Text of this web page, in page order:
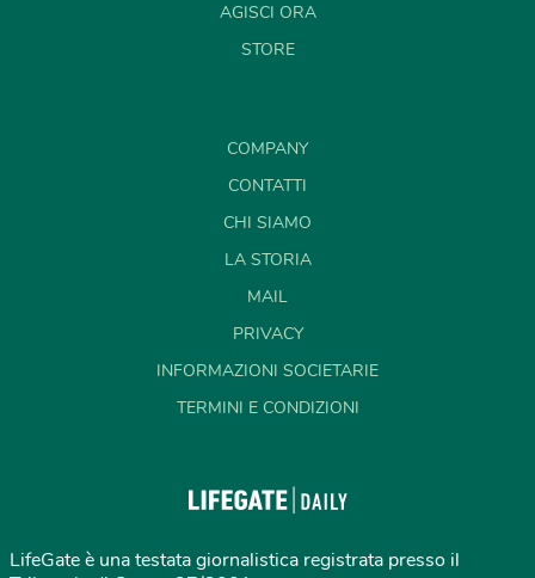
AGISCI ORA
STORE
COMPANY
CONTATTI
CHI SIAMO
LA STORIA
MAIL
PRIVACY
INFORMAZIONI SOCIETARIE
TERMINI E CONDIZIONI
LifeGate è una testata giornalistica registrata presso il